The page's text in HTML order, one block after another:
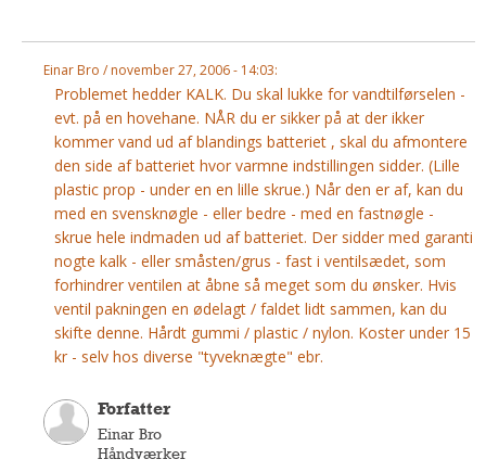
Andet
RENGØRING
Pletleksikon
Einar Bro / november 27, 2006 - 14:03:
Problemet hedder KALK. Du skal lukke for vandtilførselen -
evt. på en hovehane. NÅR du er sikker på at der ikker
kommer vand ud af blandings batteriet , skal du afmontere
den side af batteriet hvor varmne indstillingen sidder. (Lille
plastic prop - under en en lille skrue.) Når den er af, kan du
med en svensknøgle - eller bedre - med en fastnøgle -
skrue hele indmaden ud af batteriet. Der sidder med garanti
nogte kalk - eller småsten/grus - fast i ventilsædet, som
forhindrer ventilen at åbne så meget som du ønsker. Hvis
ventil pakningen en ødelagt / faldet lidt sammen, kan du
skifte denne. Hårdt gummi / plastic / nylon. Koster under 15
kr - selv hos diverse "tyveknægte" ebr.
Forfatter
Einar Bro
Håndværker